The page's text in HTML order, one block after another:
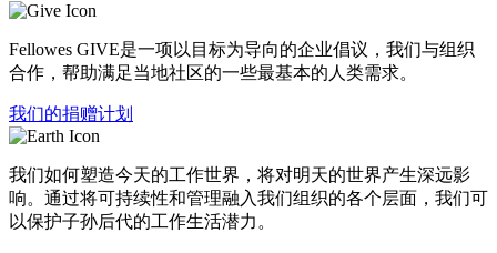
Fellowes GIVE是一项以目标为导向的企业倡议，我们与组织
合作，帮助满足当地社区的一些最基本的人类需求。
我们的捐赠计划
我们如何塑造今天的工作世界，将对明天的世界产生深远影
响。通过将可持续性和管理融入我们组织的各个层面，我们可
以保护子孙后代的工作生活潜力。